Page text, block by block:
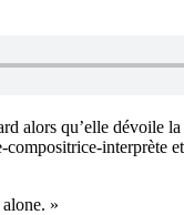
alors qu’elle dévoile
interprète
»